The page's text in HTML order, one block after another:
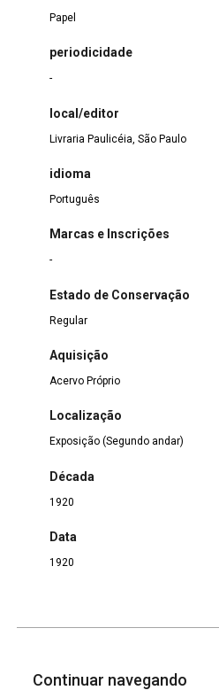
Papel
periodicidade
-
local/editor
Livraria Paulicéia, São Paulo
idioma
Português
Marcas e Inscrições
-
Estado de Conservação
Regular
Aquisição
Acervo Próprio
Localização
Exposição (Segundo andar)
Década
1920
Data
1920
Continuar navegando